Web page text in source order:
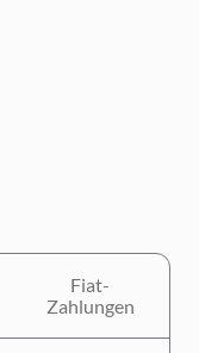
Fiat-
Zahlungen